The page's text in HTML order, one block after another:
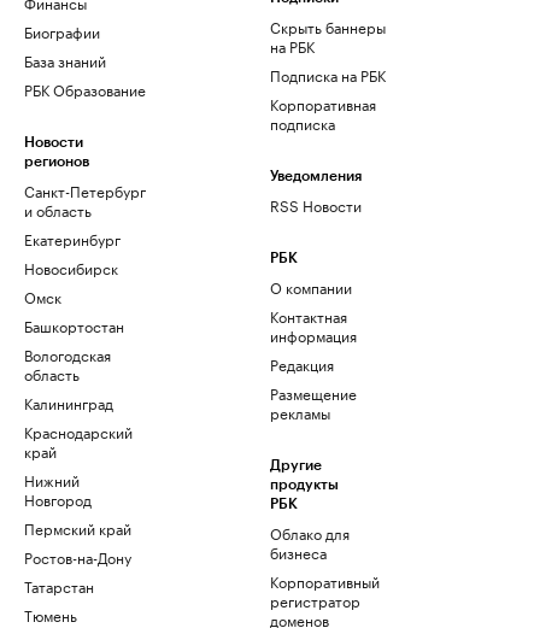
Биографии
База знаний
РБК Образование
Новости
регионов
Санкт-Петербург
и область
Екатеринбург
Новосибирск
Омск
Башкортостан
Вологодская
область
Калининград
Краснодарский
край
Нижний
Новгород
Пермский край
Ростов-на-Дону
Татарстан
Тюмень
Скрыть баннеры
на РБК
Подписка на РБК
Корпоративная
подписка
Уведомления
RSS Новости
РБК
О компании
Контактная
информация
Редакция
Размещение
рекламы
Другие
продукты
РБК
Облако для
бизнеса
Корпоративный
регистратор
доменов